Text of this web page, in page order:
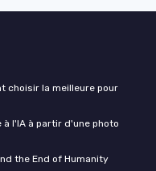
choisir la meilleure pour
l'IA à partir d'une photo
the End of Humanity